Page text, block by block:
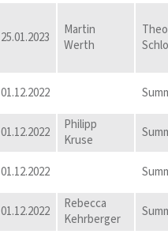
25.01.2023
Martin
Werth
01.12.2022
01.12.2022
Philipp
Kruse
01.12.2022
01.12.2022
Rebecca
Kehrberger